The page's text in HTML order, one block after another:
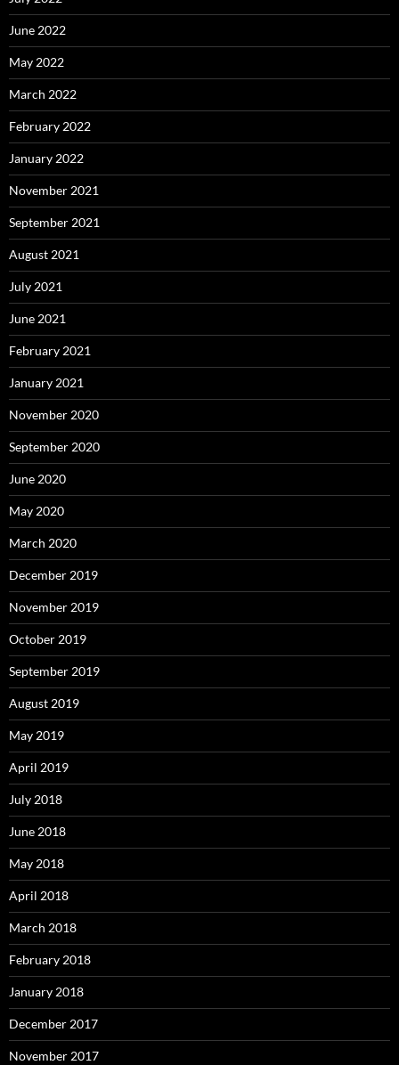
June 2022
May 2022
March 2022
February 2022
January 2022
November 2021
September 2021
August 2021
July 2021
June 2021
February 2021
January 2021
November 2020
September 2020
June 2020
May 2020
March 2020
December 2019
November 2019
October 2019
September 2019
August 2019
May 2019
April 2019
July 2018
June 2018
May 2018
April 2018
March 2018
February 2018
January 2018
December 2017
November 2017